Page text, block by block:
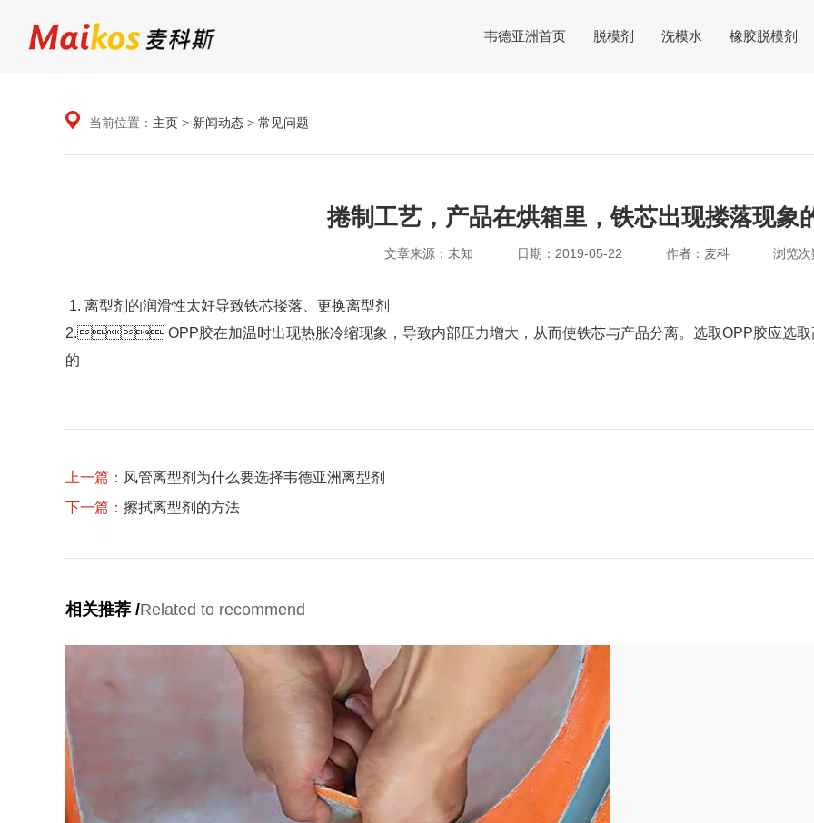
韦德亚洲首页 脱模剂 洗模水 橡胶脱模剂
当前位置： 主页 > 新闻动态 > 常见问题
捲制工艺，产品在烘箱里，铁芯出现搂落现象
文章来源：未知 日期：2019-05-22 作者：麦科 浏览次
1. 离型剂的润滑性太好导致铁芯搂落、更换离型剂
2. OPP胶在加温时出现热胀冷缩现象，导致内部压力增大，从而使铁芯与产品分离。选取OPP胶应选取高张
的
上一篇： 风管离型剂为什么要选择韦德亚洲离型剂
下一篇： 擦拭离型剂的方法
相关推荐 /Related to recommend